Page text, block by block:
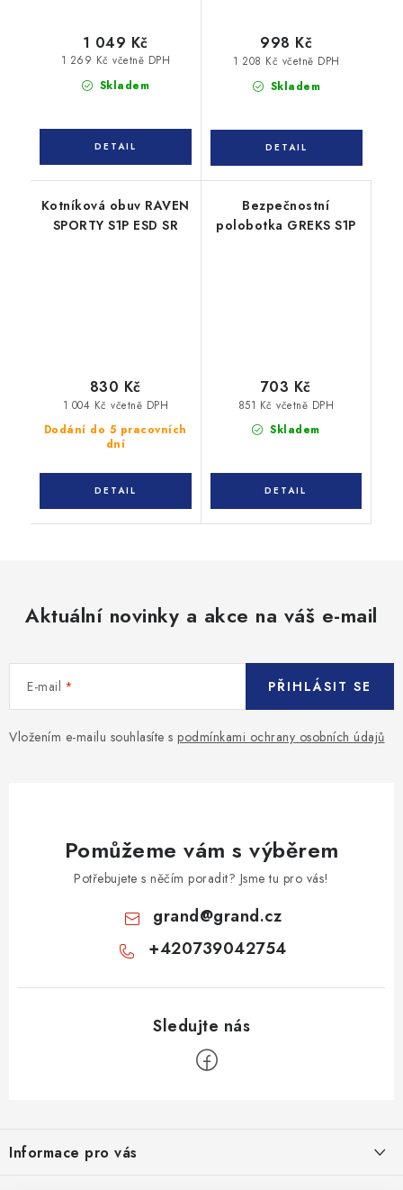
Skladem
1 269 Kč včetně DPH
1 049 Kč
Skladem
1 208 Kč včetně DPH
998 Kč
Kotníková obuv RAVEN
SPORTY S1P ESD SR
Dodání do 5 pracovních
dní
1 004 Kč včetně DPH
830 Kč
Bezpečnostní
polobotka GREKS S1P
Skladem
851 Kč včetně DPH
703 Kč
Aktuální novinky a akce na váš e-mail
E-mail
Vložením e-mailu souhlasíte s podmínkami ochrany osobních údajů
PŘIHLÁSIT SE
Pomůžeme vám s výběrem
Potřebujete s něčím poradit? Jsme tu pro vás!
grand@grand.cz
+420739042754
pInformace pro vás